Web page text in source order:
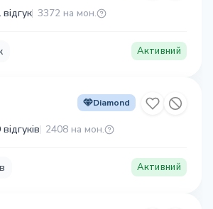
відгук 3372 на мон.
Активний
Diamond
2408 на мон.
Активний